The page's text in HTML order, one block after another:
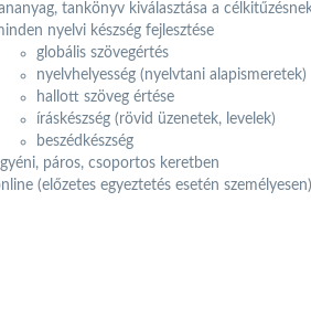
tankönyv kiválasztása a
nyelvi készség fejlesztése
globális szövegértés
nyelvhelyesség (nyelvtani alapismeretek)
hallott szöveg értése
íráskészség (rövid üzenetek, levelek)
beszédkészség
páros, csoportos keretben
(előzetes egyeztetés esetén személyesen)